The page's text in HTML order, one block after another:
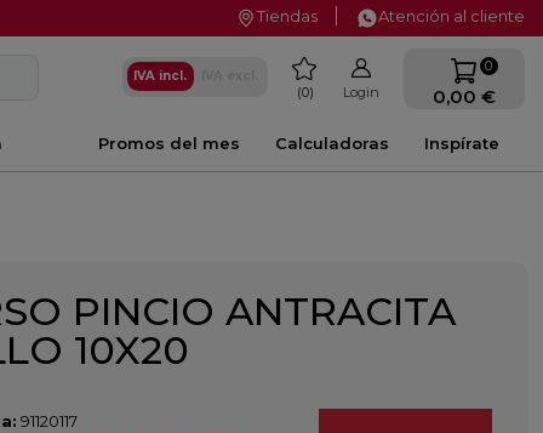
Tiendas Atención al cliente
IVA incl. favorite
0 Login
0
0,00 €
Inspírate
Calculadoras
Promos del mes
PINCIO ANTRACITA
10X20
91120117